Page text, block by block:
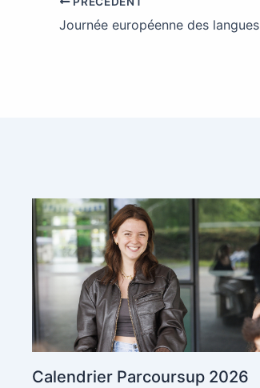
Journée européenne des langues
Calendrier Parcoursup 2026